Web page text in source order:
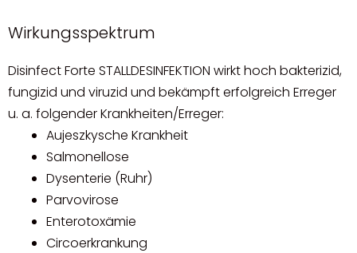
Wirkungsspektrum
Disinfect Forte STALLDESINFEKTION wirkt hoch bakterizid,
fungizid und viruzid und bekämpft erfolgreich Erreger
u. a. folgender Krankheiten/Erreger:
Aujeszkysche Krankheit
Salmonellose
Dysenterie (Ruhr)
Parvovirose
Enterotoxämie
Circoerkrankung